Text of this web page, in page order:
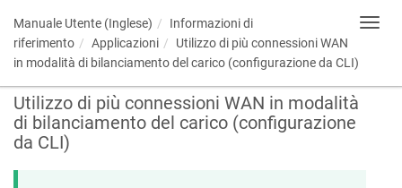
Manuale Utente (Inglese)
Informazioni di
riferimento
Applicazioni
Utilizzo di più connessioni WAN
in modalità di bilanciamento del carico (configurazione da CLI)
Utilizzo di più connessioni WAN in modalità
di bilanciamento del carico (configurazione
da CLI)